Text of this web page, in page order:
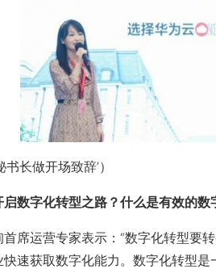
书长做开场致辞’）
数字化转型之路？什么是有效的数
席运营专家表示：“数字化转型要
速获取数字化能力。数字化转型